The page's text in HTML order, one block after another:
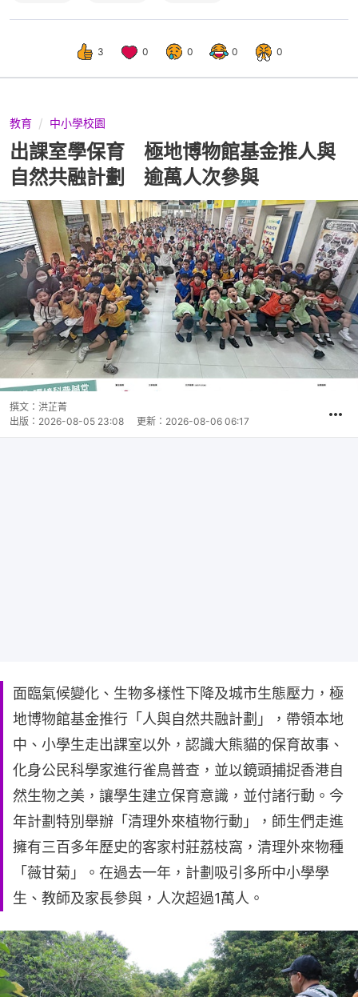
3 0 0 0 0
教育 中小學校園
出課室學保育 極地博物館基金推人與
自然共融計劃 逾萬人次參與
撰文： 洪芷菁
出版： 2026-08-05 23:08 更新： 2026-08-06 06:17
面臨氣候變化、生物多樣性下降及城市生態壓力，極
地博物館基金推行「人與自然共融計劃」，帶領本地
中、小學生走出課室以外，認識大熊貓的保育故事、
化身公民科學家進行雀鳥普查，並以鏡頭捕捉香港自
然生物之美，讓學生建立保育意識，並付諸行動。今
年計劃特別舉辦「清理外來植物行動」，師生們走進
擁有三百多年歷史的客家村莊荔枝窩，清理外來物種
「薇甘菊」。在過去一年，計劃吸引多所中小學學
生、教師及家長參與，人次超過1萬人。